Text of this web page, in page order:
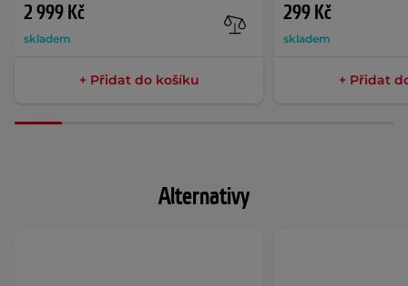
2 999 Kč
skladem
+ Přidat do košíku
299 Kč
skladem
+ Přidat
Alternativy